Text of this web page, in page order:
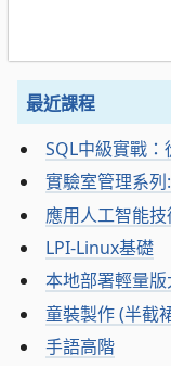
最近課程
SQL中級實戰
實驗室管理系
應用人工智能
LPI-Linux基礎
本地部署輕量
童裝製作 (半截
手語高階